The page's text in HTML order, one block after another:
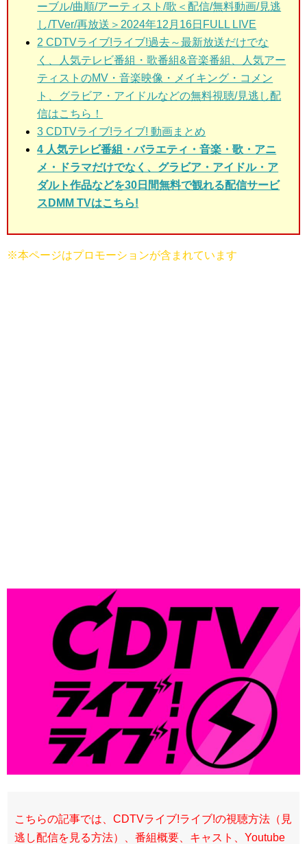
ーブル/曲順/アーティスト/歌＜配信/無料動画/見逃
し/TVer/再放送＞2024年12月16日FULL LIVE
2 CDTVライブ!ライブ!過去～最新放送だけでな
く、人気テレビ番組・歌番組&音楽番組、人気アー
ティストのMV・音楽映像・メイキング・コメン
ト、グラビア・アイドルなどの無料視聴/見逃し配
信はこちら！
3 CDTVライブ!ライブ! 動画まとめ
4 人気テレビ番組・バラエティ・音楽・歌・アニ
メ・ドラマだけでなく、グラビア・アイドル・ア
ダルト作品などを30日間無料で観れる配信サービ
スDMM TVはこちら!
※本ページはプロモーションが含まれています
こちらの記事では、CDTVライブ!ライブ!の視聴方法（見
逃し配信を見る方法）、番組概要、キャスト、Youtube